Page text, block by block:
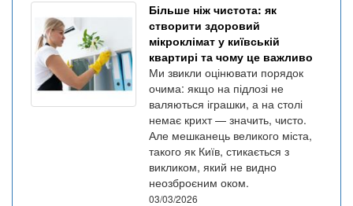
Більше ніж чистота: як
створити здоровий
мікроклімат у київській
квартирі та чому це важливо
Ми звикли оцінювати порядок
очима: якщо на підлозі не
валяються іграшки, а на столі
немає крихт — значить, чисто.
Але мешканець великого міста,
такого як Київ, стикається з
викликом, який не видно
неозброєним оком.
03/03/2026